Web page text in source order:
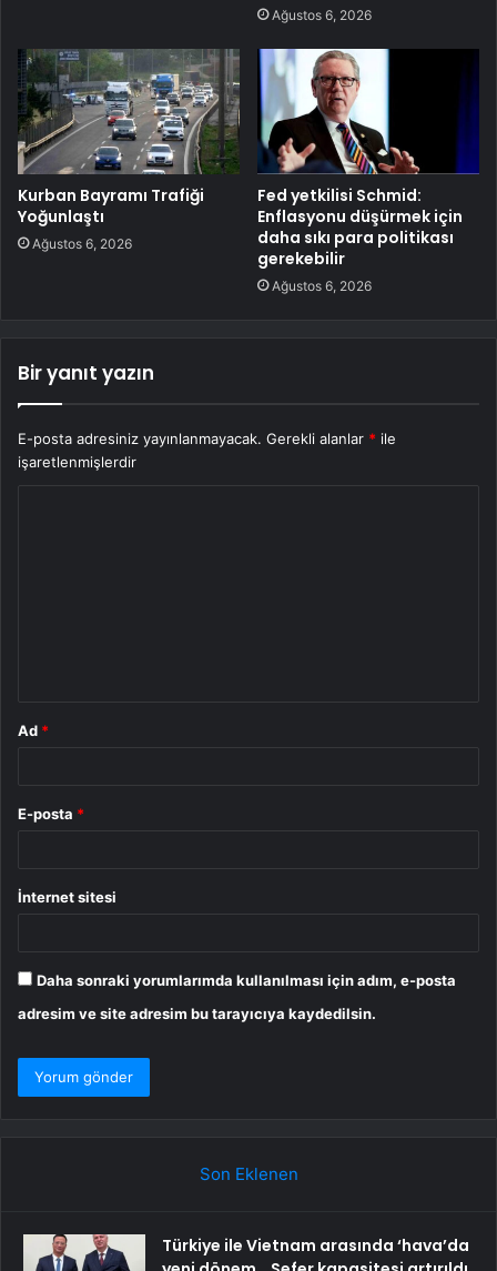
Ağustos 6, 2026
Kurban Bayramı Trafiği
Yoğunlaştı
Ağustos 6, 2026
Fed yetkilisi Schmid:
Enflasyonu düşürmek için
daha sıkı para politikası
gerekebilir
Ağustos 6, 2026
Bir yanıt yazın
E-posta adresiniz yayınlanmayacak. Gerekli alanlar * ile
işaretlenmişlerdir
Ad *
E-posta *
İnternet sitesi
Daha sonraki yorumlarımda kullanılması için adım, e-posta
adresim ve site adresim bu tarayıcıya kaydedilsin.
Son Eklenen
Türkiye ile Vietnam arasında ‘hava’da